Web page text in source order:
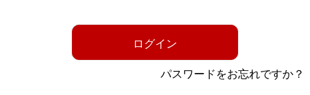
ログイン
パスワードをお忘れですか？